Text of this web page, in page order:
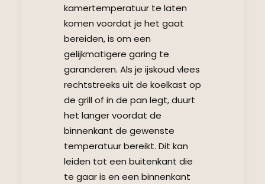
kamertemperatuur te laten
komen voordat je het gaat
bereiden, is om een
gelijkmatigere garing te
garanderen. Als je ijskoud vlees
rechtstreeks uit de koelkast op
de grill of in de pan legt, duurt
het langer voordat de
binnenkant de gewenste
temperatuur bereikt. Dit kan
leiden tot een buitenkant die
te gaar is en een binnenkant